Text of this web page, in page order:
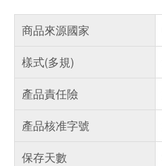
商品來源國家
樣式(多規)
產品責任險
產品核准字號
保存天數